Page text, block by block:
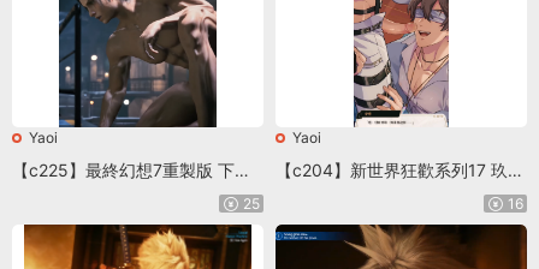
Yaoi
【c225】最終幻想7重製版 下水
25
Yaoi
【c204】新世界狂歡系列17 玖夜
16